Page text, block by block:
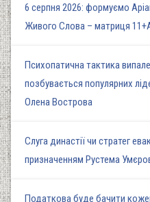
6 серпня 2026: формуємо
Живого Слова – матриця
Психопатична тактика
позбувається популярних
Олена Вострова
Слуга династії чи стратег
призначенням Рустема
Податкова буде бачити